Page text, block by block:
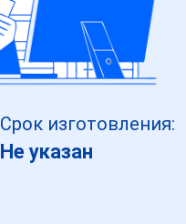
Срок изготовления:
Не указан